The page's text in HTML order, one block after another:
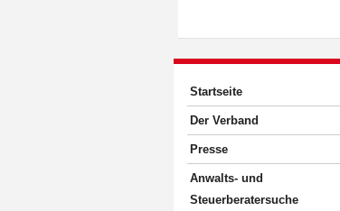
Startseite
Der Verband
Presse
Anwalts- und
Steuerberatersuche